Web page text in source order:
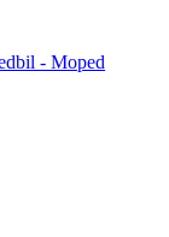
- Moped